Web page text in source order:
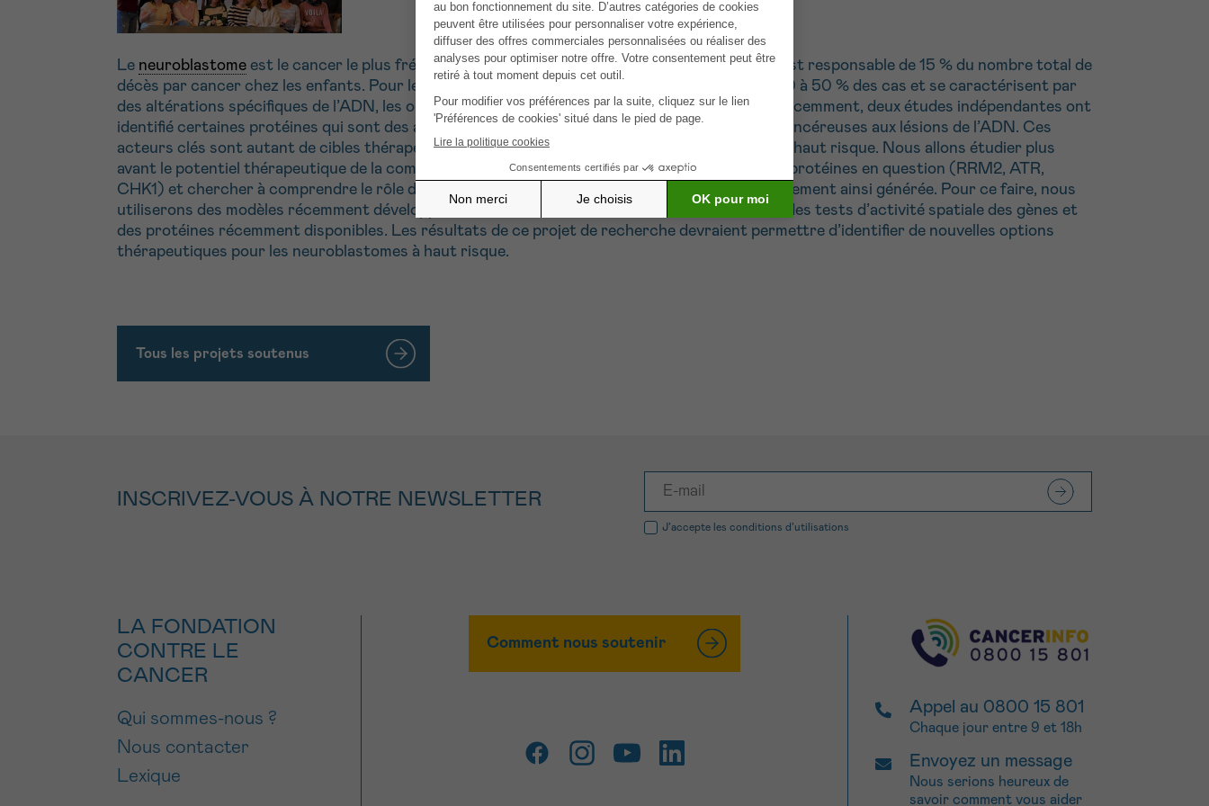
Le neuroblastome est le cancer le plus fréquent chez les nourrissons et les jeunes enfants. Il est responsable de 15 % du nombre total de
décès par cancer chez les enfants. Pour les neuroblastomes à haut risque, qui représentent 30 à 50 % des cas et se caractérisent par
des altérations spécifiques de l’ADN, les options thérapeutiques sont actuellement limitées. Récemment, deux études indépendantes ont
identifié certaines protéines qui sont des acteurs clés impliqués dans la réponse des cellules cancéreuses aux lésions de l’ADN. Ces
acteurs clés sont autant de cibles thérapeutiques prometteuses pour ce groupe de tumeurs à haut risque. Nous allons étudier plus
avant le potentiel thérapeutique de la combinaison de différents médicaments agissant sur les protéines en question (RRM2, ATR,
CHK1) et chercher à comprendre le rôle du système immunitaire dans la forte réponse au traitement ainsi générée. Pour ce faire, nous
utiliserons des modèles récemment développés de neuroblastomes chez la souris, combinés à des tests d’activité spatiale des gènes et
des protéines récemment disponibles. Les résultats de ce projet de recherche devraient permettre d’identifier de nouvelles options
thérapeutiques pour les neuroblastomes à haut risque.
Tous les projets soutenus
INSCRIVEZ-VOUS À NOTRE NEWSLETTER
J’accepte les conditions d’utilisations
LA FONDATION
CONTRE LE
CANCER
Qui sommes-nous ?
Nous contacter
Lexique
Comment nous soutenir
Appel au 0800 15 801
Chaque jour entre 9 et 18h
Envoyez un message
Nous serions heureux de
savoir comment vous aider